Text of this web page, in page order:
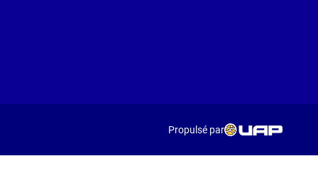
Propulsé par